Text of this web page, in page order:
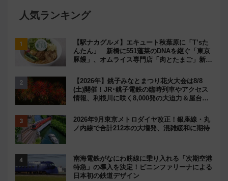
人気ランキング
【駅ナカグルメ】エキュート秋葉原に「T’sた
んたん」 新橋に551蓬莱のDNAを継ぐ「東京
豚饅」、オムライス専門店「肉とたまご」新グ
【2026年】銚子みなとまつり花火大会は8/8
(土)開催！JR･銚子電鉄の臨時列車やアクセス
情報、利根川に咲く8,000発の大迫力＆屋台を
2026年9月東京メトロダイヤ改正！銀座線・丸
ノ内線で合計212本の大増発、混雑緩和に期待
南海電鉄がなにわ筋線に乗り入れる「次期空港
特急」の導入を決定！ピニンファリーナによる
日本初の鉄道デザイン